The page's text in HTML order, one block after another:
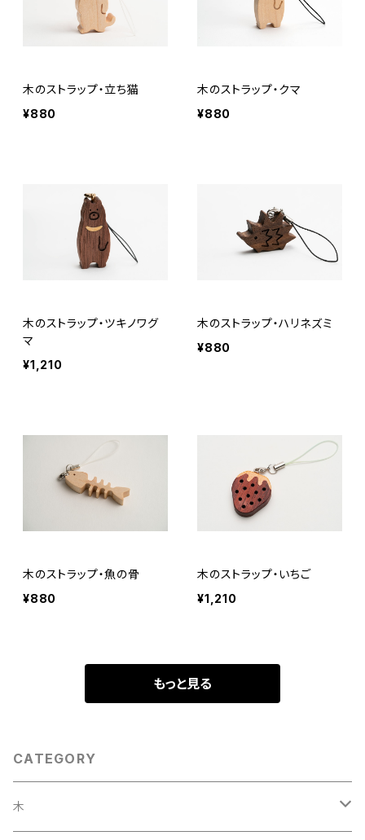
木のストラップ・立ち猫
¥880
木のストラップ・クマ
¥880
木のストラップ・ツキノワグ
マ
¥1,210
木のストラップ・ハリネズミ
¥880
木のストラップ・魚の骨
¥880
木のストラップ・いちご
¥1,210
もっと見る
CATEGORY
木